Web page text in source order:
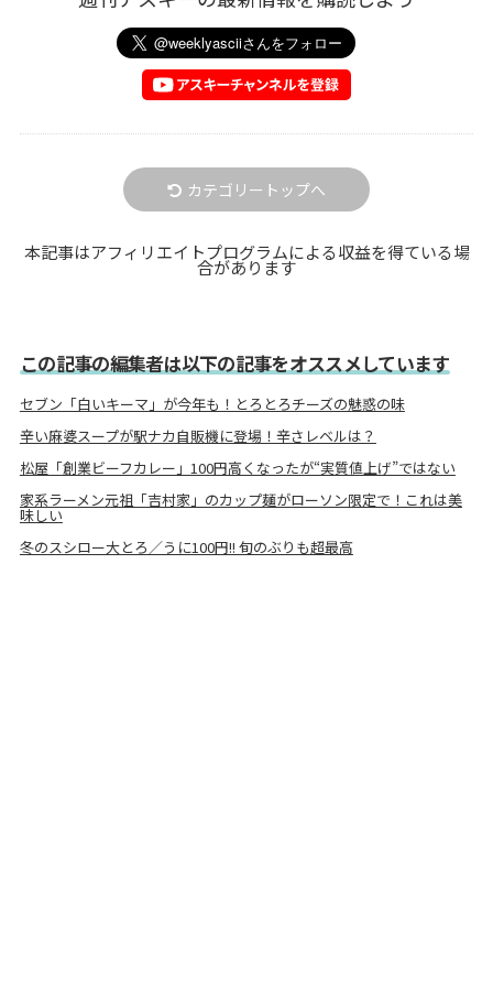
カテゴリートップへ
本記事はアフィリエイトプログラムによる収益を得ている場
合があります
この記事の編集者は以下の記事をオススメしています
セブン「白いキーマ」が今年も！とろとろチーズの魅惑の味
辛い麻婆スープが駅ナカ自販機に登場！辛さレベルは？
松屋「創業ビーフカレー」100円高くなったが“実質値上げ”ではない
家系ラーメン元祖「吉村家」のカップ麺がローソン限定で！これは美
味しい
冬のスシロー大とろ／うに100円!! 旬のぶりも超最高